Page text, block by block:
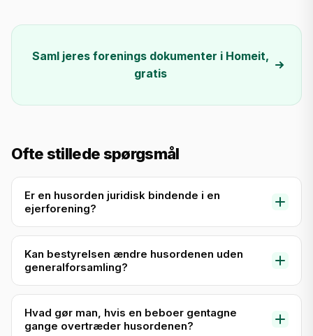
Saml jeres forenings dokumenter i Homeit,
gratis
Ofte stillede spørgsmål
Er en husorden juridisk bindende i en
ejerforening?
Ja, en husorden er bindende for alle ejere og
beboere, når den er vedtaget korrekt på en
generalforsamling. Den har dog ikke samme
juridiske tyngde som vedtægterne. Husordenen
kan typisk vedtages med simpelt flertal, mens
vedtægtsændringer kræver kvalificeret flertal.
Kan bestyrelsen ændre husordenen uden
generalforsamling?
Som udgangspunkt skal ændringer i husordenen
vedtages på en generalforsamling. Bestyrelsen
kan dog i nogle foreninger have fået
Hvad gør man, hvis en beboer gentagne
gange overtræder husordenen?